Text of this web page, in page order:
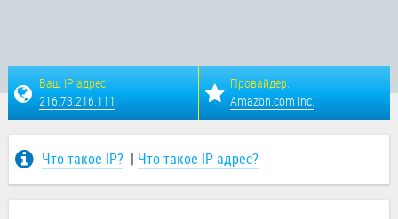
Ваш IP адрес:
216.73.216.111
Провайдер:
Amazon.com Inc.
Что такое IP? | Что такое IP-адрес?